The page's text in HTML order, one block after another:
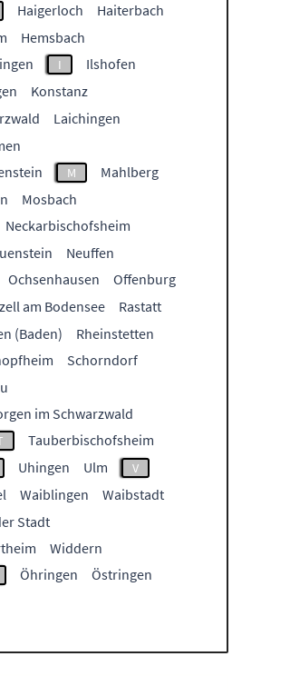
Haigerloch
Haiterbach
Hemsbach
I
Ilshofen
Konstanz
Laichingen
M
Mahlberg
Mosbach
Neckarbischofsheim
Neuffen
Ochsenhausen
Offenburg
am Bodensee
Rastatt
(Baden)
Rheinstetten
Schorndorf
im Schwarzwald
Tauberbischofsheim
Uhingen Ulm V
Waiblingen
Waibstadt
Stadt
Widdern
Öhringen
Östringen